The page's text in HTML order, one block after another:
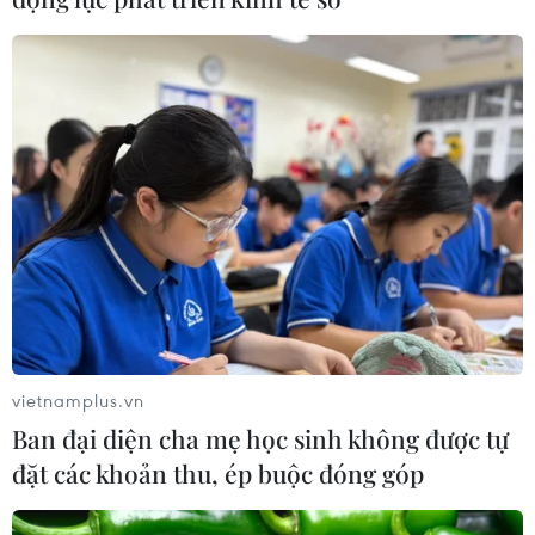
Tây Ninh thúc đẩy bình dân học vụ
số, tạo động lực phát triển kinh tế số
07/08/2026 07:17
Hàn Quốc đầu tư xây “Thung lũng
K-Vietnam” gắn với hậu duệ dòng họ
Lý
07/08/2026 06:30
Liên kết "ba nhà": Động lực thúc đẩy
đổi mới sáng tạo và nâng cao chất
lượng FDI
07/08/2026 05:48
vietnamplus.vn
Ban đại diện cha mẹ học sinh không được tự
đặt các khoản thu, ép buộc đóng góp